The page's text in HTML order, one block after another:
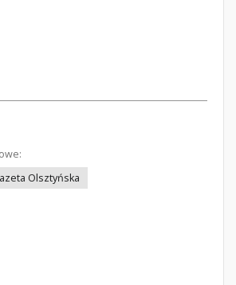
Olsztyńska